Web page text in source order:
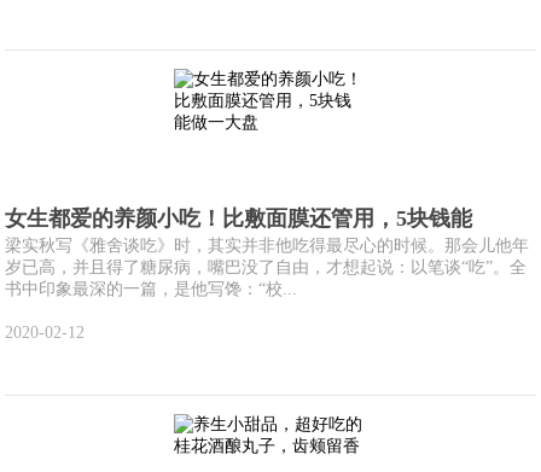
女生都爱的养颜小吃！比敷面膜还管用，5块钱能
梁实秋写《雅舍谈吃》时，其实并非他吃得最尽心的时候。那会儿他年
岁已高，并且得了糖尿病，嘴巴没了自由，才想起说：以笔谈“吃”。全
书中印象最深的一篇，是他写馋：“校...
2020-02-12